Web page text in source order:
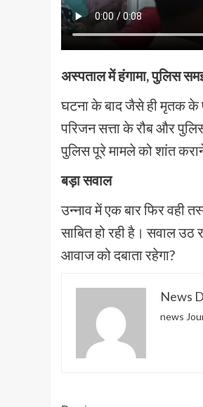
अस्पताल में हंगामा, पुलिस
घटना के बाद जैसे ही मृतक के
परिजन सत्ता के रौब और
पुलिस पूरे मामले को शांत
बड़ा सवाल
उन्नाव में एक बार फिर वही
साबित हो रही है। सवाल उठ
आवाज को दबाता रहेगा?
News
news